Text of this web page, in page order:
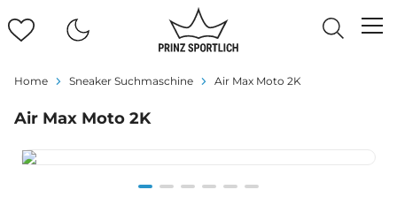
Home Sneaker Suchmaschine Air Max Moto 2K
Air Max Moto 2K